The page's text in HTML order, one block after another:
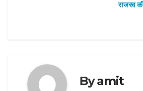
राजस्व
Byamit